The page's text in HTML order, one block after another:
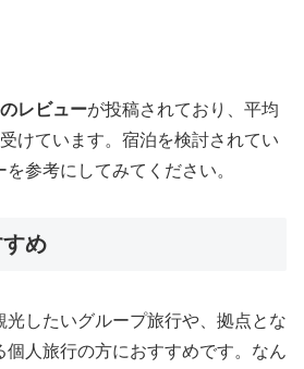
レビューが投稿されており、平均
けています。宿泊を検討されてい
参考にしてみてください。
め
光したいグループ旅行や、拠点とな
個人旅行の方におすすめです。なん